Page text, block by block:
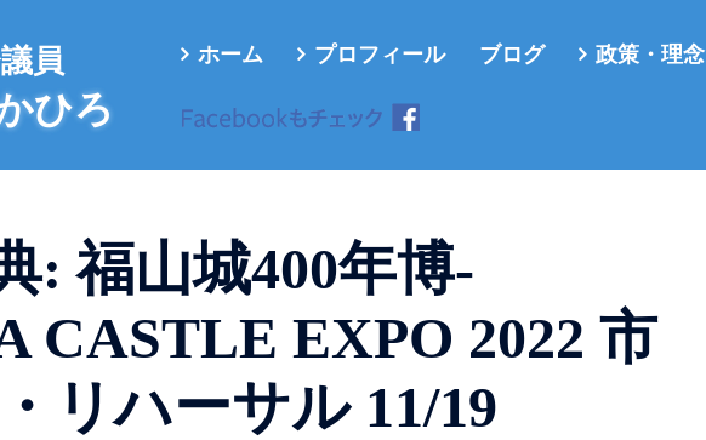
員
ひろ
ホーム プロフィール ブログ 政策・理念
: 福山城400年博-
CASTLE EXPO 2022 市
リハーサル 11/19